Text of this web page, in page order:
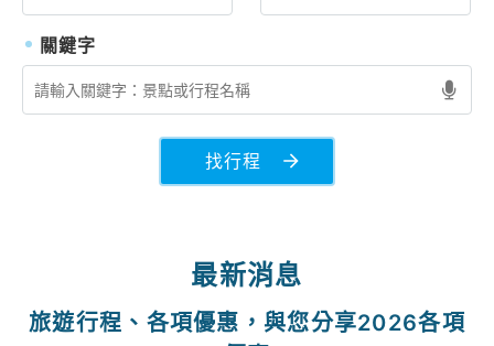
找行程
最新消息
旅遊行程、各項優惠，與您分享2026各項